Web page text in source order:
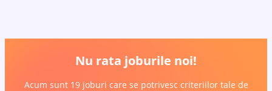
Nu rata joburile noi!
Acum sunt 19 joburi care se potrivesc criteriilor tale de